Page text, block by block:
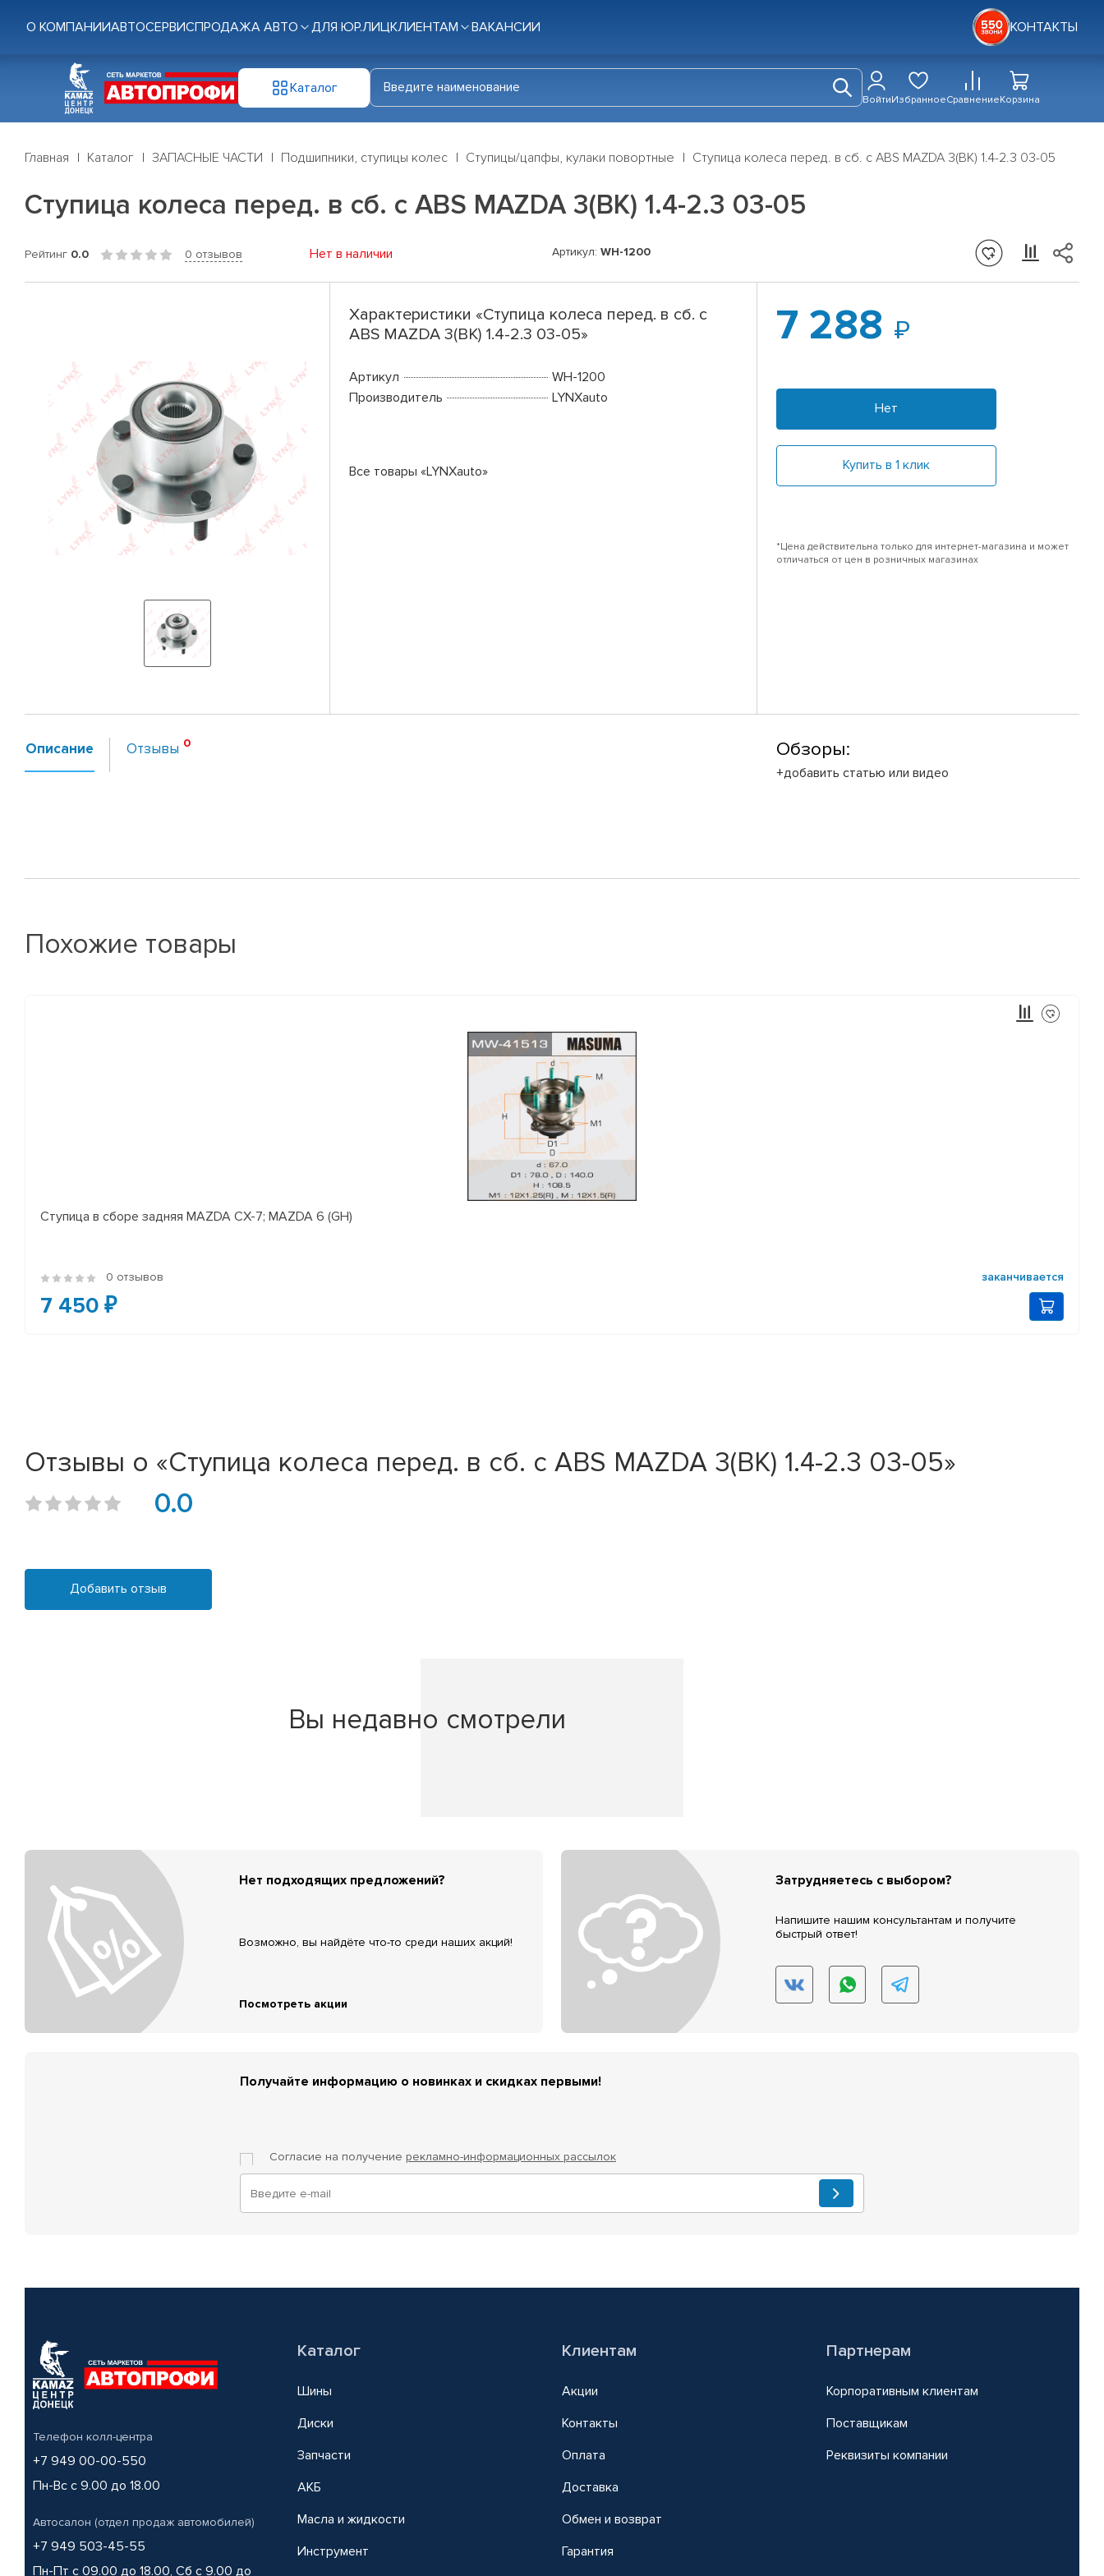
О КОМПАНИИАВТОСЕРВИСПРОДАЖА АВТО ДЛЯ ЮР.ЛИЦКЛИЕНТАМ ВАКАНСИИ КОНТАКТЫ
Каталог
ВойтиИзбранноеСравнениеКорзина
Главная Каталог ЗАПАСНЫЕ ЧАСТИ Подшипники, ступицы колес Ступицы/цапфы, кулаки повортные Ступица колеса перед. в сб. с ABS MAZDA 3(BK) 1.4-2.3 03-05
Ступица колеса перед. в сб. с ABS MAZDA 3(BK) 1.4-2.3 03-05
Рейтинг 0.0 0 отзывов Нет в наличии Артикул: WH-1200
Характеристики «Ступица колеса перед. в сб. с
ABS MAZDA 3(BK) 1.4-2.3 03-05»
Артикул
WH-1200
Производитель
LYNXauto
Все товары «LYNXauto»
7 288
Нет
Купить в 1 клик
*Цена действительна только для интернет-магазина и может
отличаться от цен в розничных магазинах
Описание Отзывы Обзоры:
+добавить статью или видео
Похожие товары
Ступица в сборе задняя MAZDA CX-7; MAZDA 6 (GH)
0 отзывов заканчивается
7 450 ₽
Отзывы о «Ступица колеса перед. в сб. с ABS MAZDA 3(BK) 1.4-2.3 03-05»
0.0
Добавить отзыв
Вы недавно смотрели
Нет подходящих предложений?
Возможно, вы найдёте что-то среди наших акций!
Посмотреть акции
Затрудняетесь с выбором?
Напишите нашим консультантам и получите
быстрый ответ!
Получайте информацию о новинках и скидках первыми!
Согласие на получение рекламно-информационных рассылок
Телефон колл-центра
+7 949 00-00-550
Пн-Вс с 9.00 до 18.00
Автосалон (отдел продаж автомобилей)
+7 949 503-45-55
Пн-Пт с 09.00 до 18.00, Сб с 9.00 до
Каталог
Шины
Диски
Запчасти
АКБ
Масла и жидкости
Инструмент
Клиентам
Акции
Контакты
Оплата
Доставка
Обмен и возврат
Гарантия
Партнерам
Корпоративным клиентам
Поставщикам
Реквизиты компании